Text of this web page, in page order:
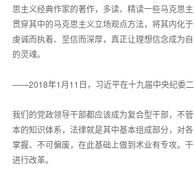
思主义经典作家的著作，多读、精读一些马克思
贯穿其中的马克思主义立场观点方法，将其内化
虔诚而执着、至信而深厚，真正让理想信念成为
的灵魂。
——2018年1月11日，习近平在十九届中央纪委
我们的党政领导干部都应该成为复合型干部，不
本的知识体系，法律就是其中基本组成部分，对
掌握、不可偏废，在此基础上做到术业有专攻。
进行改革。